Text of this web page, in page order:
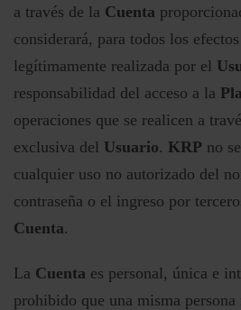
a través de la Cuenta
considerará, para todos los
legítimamente realizada por el
responsabilidad del acceso a la
operaciones que se realicen a
exclusiva del Usuario. KRP no
cualquier uso no autorizado del
contraseña o el ingreso por
Cuenta.
La Cuenta es personal, única e
prohibido que una misma persona